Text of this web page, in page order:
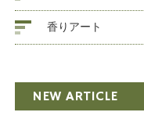
香りアート
NEW ARTICLE